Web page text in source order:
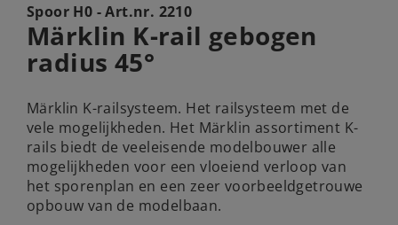
Spoor H0 - Art.nr. 2210
Märklin K-rail gebogen
radius 45°
Märklin K-railsysteem. Het railsysteem met de
vele mogelijkheden. Het Märklin assortiment K-
rails biedt de veeleisende modelbouwer alle
mogelijkheden voor een vloeiend verloop van
het sporenplan en een zeer voorbeeldgetrouwe
opbouw van de modelbaan.